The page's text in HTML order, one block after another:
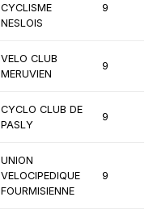
CYCLISME
NESLOIS
9
VELO CLUB
MERUVIEN
9
CYCLO CLUB DE
PASLY
9
UNION
VELOCIPEDIQUE
FOURMISIENNE
9